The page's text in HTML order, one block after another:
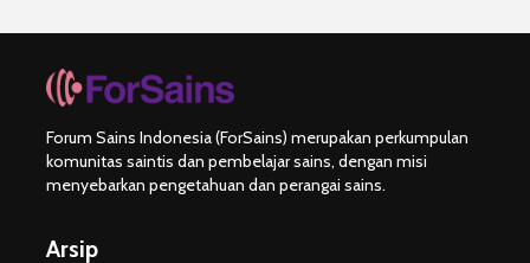
Forum Sains Indonesia (ForSains) merupakan perkumpulan
komunitas saintis dan pembelajar sains, dengan misi
menyebarkan pengetahuan dan perangai sains.
Arsip